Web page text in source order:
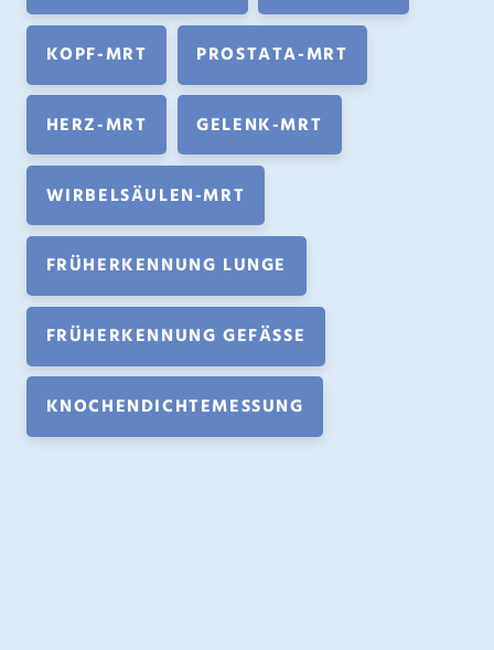
KOPF-MRT PROSTATA-MRT
HERZ-MRT GELENK-MRT
WIRBELSÄULEN-MRT
FRÜHERKENNUNG LUNGE
FRÜHERKENNUNG GEFÄSSE
KNOCHENDICHTEMESSUNG